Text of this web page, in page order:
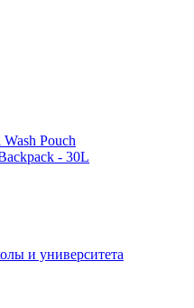
Pouch
- 30L
и университета